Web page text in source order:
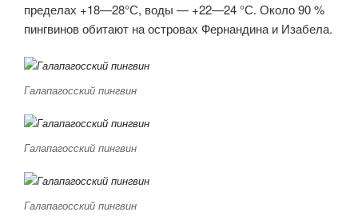
пределах +18—28°С, воды — +22—24 °С. Около 90 %
пингвинов обитают на островах Фернандина и Изабела.
Галапагосский пингвин
Галапагосский пингвин
Галапагосский пингвин